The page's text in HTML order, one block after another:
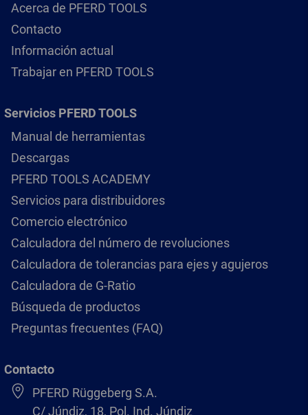
Acerca de PFERD TOOLS
Contacto
Información actual
Trabajar en PFERD TOOLS
Servicios PFERD TOOLS
Manual de herramientas
Descargas
PFERD TOOLS ACADEMY
Servicios para distribuidores
Comercio electrónico
Calculadora del número de revoluciones
Calculadora de tolerancias para ejes y agujeros
Calculadora de G-Ratio
Búsqueda de productos
Preguntas frecuentes (FAQ)
Contacto
PFERD Rüggeberg S.A.
C/ Júndiz, 18, Pol. Ind. Júndiz